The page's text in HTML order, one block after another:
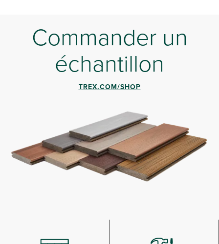
Commander un
échantillon
TREX.COM/SHOP